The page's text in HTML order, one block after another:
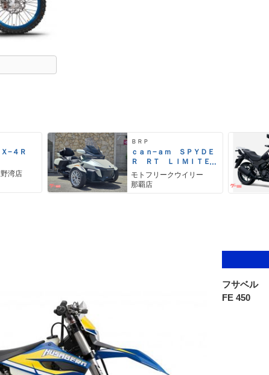
−４Ｒ
湾店
ＢＲＰ
ｃａｎ−ａｍ ＳＰＹＤＥ
Ｒ ＲＴ ＬＩＭＩＴＥ
Ｄ
モトフリークウイリー
那覇店
フサベル
FE 450